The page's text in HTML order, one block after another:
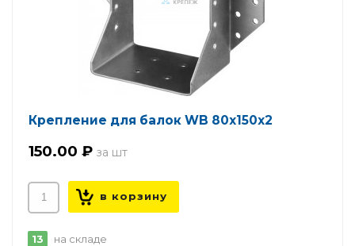
Крепление для балок WB 80х150х2
150.00 ₽
13 на складе